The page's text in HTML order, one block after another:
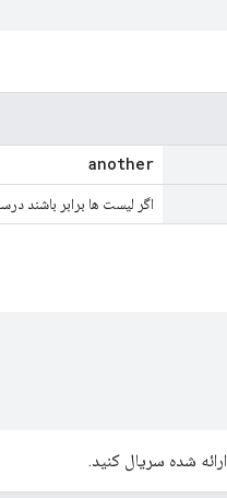
another
اگر لیست ها برابر باشند
ارائه شده سریال کنید.